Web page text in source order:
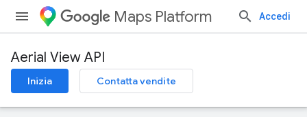
Maps Platform Accedi
Aerial View API
Inizia Contatta vendite